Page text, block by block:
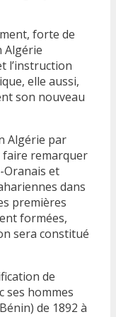
forte de
Algérie
l’instruction
elle aussi,
son nouveau
Algérie par
faire remarquer
Oranais et
dans
premières
formées,
sera constitué
de
ses hommes
de 1892 à